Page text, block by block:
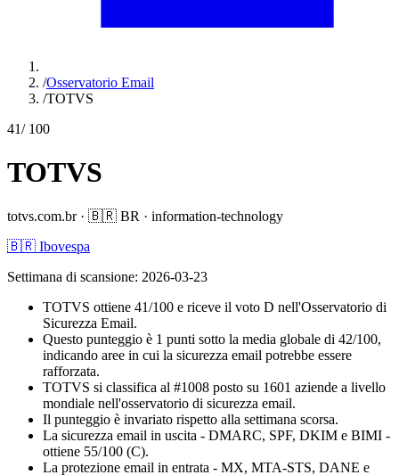
/Osservatorio Email
/TOTVS
41/ 100
TOTVS
totvs.com.br· 🇧🇷 BR · information-technology
🇧🇷 Ibovespa
Settimana di scansione: 2026-03-23
TOTVS ottiene 41/100 e riceve il voto D nell'Osservatorio di
Sicurezza Email.
Questo punteggio è 1 punti sotto la media globale di 42/100,
indicando aree in cui la sicurezza email potrebbe essere
rafforzata.
TOTVS si classifica al #1008 posto su 1601 aziende a livello
mondiale nell'osservatorio di sicurezza email.
Il punteggio è invariato rispetto alla settimana scorsa.
La sicurezza email in uscita - DMARC, SPF, DKIM e BIMI -
ottiene 55/100 (C).
La protezione email in entrata - MX, MTA-STS, DANE e